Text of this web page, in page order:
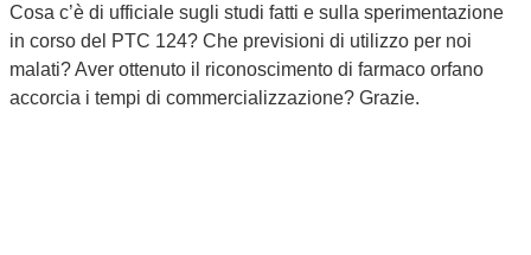
Cosa c’è di ufficiale sugli studi fatti e sulla sperimentazione
in corso del PTC 124? Che previsioni di utilizzo per noi
malati? Aver ottenuto il riconoscimento di farmaco orfano
accorcia i tempi di commercializzazione? Grazie.